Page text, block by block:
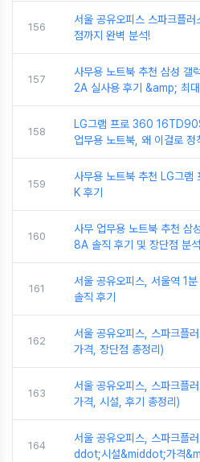
156
서울 공유오피스 스파크플
점까지 완벽 분석!
157
사무용 노트북 추천 삼성
2A 실사용 후기 &amp; 최
158
LG그램 프로 360
업무용 노트북, 왜 이걸로 정
159
사무용 노트북 추천 LG그
K 후기
160
사무 업무용 노트북 추천
8A 솔직 후기 및 장단점 분석
161
서울 공유오피스, 서울역 1
솔직 후기
162
서울 공유오피스, 스파크플
가격, 장단점 총정리)
163
서울 공유오피스, 스파크플
가격, 시설, 후기 총정리)
164
서울 공유오피스, 스파크플
ddot;시설&middot;가격